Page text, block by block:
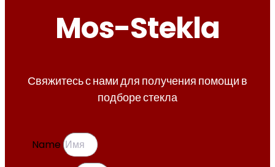
Mos-Stekla
Свяжитесь с нами для получения помощи в
подборе стекла
Name